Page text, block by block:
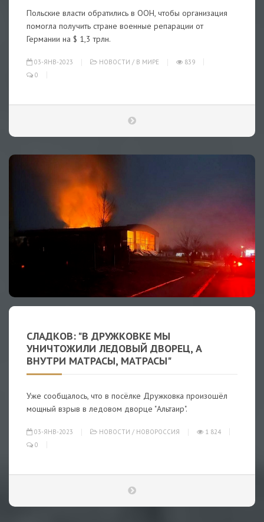
Польские власти обратились в ООН, чтобы организация
помогла получить стране военные репарации от
Германии на $ 1,3 трлн.
03-ЯНВ-2023 НОВОСТИ / В МИРЕ
839
0
СЛАДКОВ: "В ДРУЖКОВКЕ МЫ
УНИЧТОЖИЛИ ЛЕДОВЫЙ ДВОРЕЦ, А
ВНУТРИ МАТРАСЫ, МАТРАСЫ"
Уже сообщалось, что в посёлке Дружковка произошёл
мощный взрыв в ледовом дворце "Альтаир".
03-ЯНВ-2023 НОВОСТИ / НОВОРОССИЯ
1 824
0